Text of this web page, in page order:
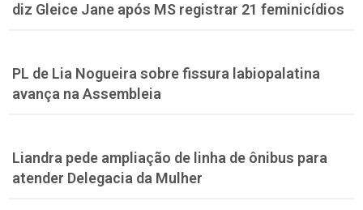
diz Gleice Jane após MS registrar 21 feminicídios
PL de Lia Nogueira sobre fissura labiopalatina
avança na Assembleia
Liandra pede ampliação de linha de ônibus para
atender Delegacia da Mulher